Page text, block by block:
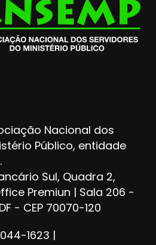
Nacional dos
Público, entidade
Sul, Quadra 2,
Premiun | Sala 206 -
- CEP 70070-120
1623 |